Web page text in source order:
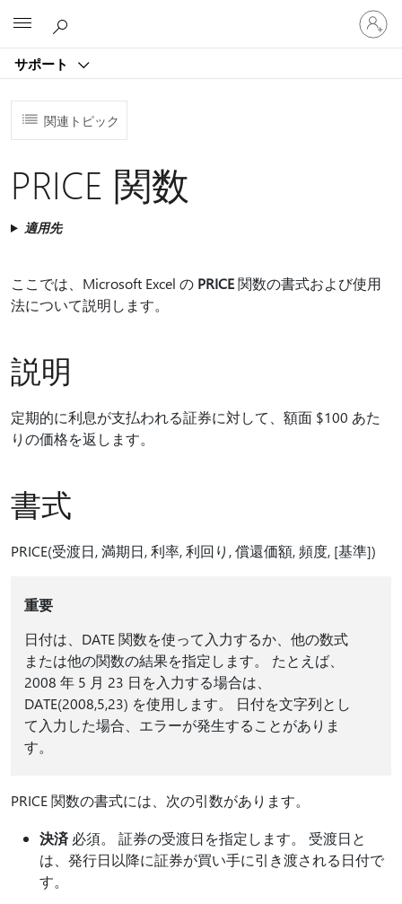
サポート
ア
カ
ウ
関連トピック
PRICE 関数
適用先
ここでは、Microsoft Excel の PRICE関数の書式および使用
法について説明します。
説明
定期的に利息が支払われる証券に対して、額面 $100 あた
りの価格を返します。
書式
PRICE(受渡日, 満期日, 利率, 利回り, 償還価額, 頻度, [基準])
重要
日付は、DATE 関数を使って入力するか、他の数式
または他の関数の結果を指定します。 たとえば、
2008 年 5 月 23 日を入力する場合は、
DATE(2008,5,23) を使用します。 日付を文字列とし
て入力した場合、エラーが発生することがありま
す。
PRICE 関数の書式には、次の引数があります。
決済必須。 証券の受渡日を指定します。 受渡日と
は、発行日以降に証券が買い手に引き渡される日付で
す。